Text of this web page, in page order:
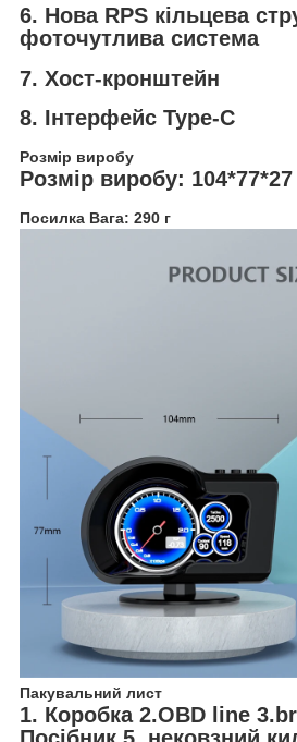
6. Нова RPS кільцева
фоточутлива система
7. Хост-кронштейн
8. Інтерфейс Type-C
Розмір виробу
Розмір виробу:
Посилка Вага: 290 г
Пакувальний лист
1. Коробка 2.OBD line